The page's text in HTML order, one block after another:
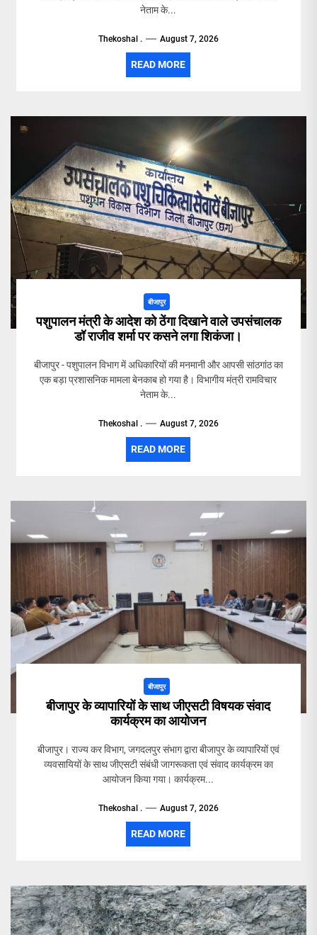
नेताम के...
Thekoshal . August 7, 2026
READ MORE
बीजापुर
पशुपालन मंत्री के आदेश को ठेंगा दिखाने वाले उपसंचालक
डॉ राजीव शर्मा पर कसने लगा शिकंजा।
बीजापुर - पशुपालन विभाग में अधिकारियों की मनमानी और आपसी सांठगांठ का
एक बड़ा प्रशासनिक मामला बेनकाब हो गया है। विभागीय मंत्री रामविचार
नेताम के...
Thekoshal . August 7, 2026
READ MORE
बीजापुर
बीजापुर के व्यापारियों के साथ जीएसटी विषयक संवाद
कार्यक्रम का आयोजन
बीजापुर। राज्य कर विभाग, जगदलपुर संभाग द्वारा बीजापुर के व्यापारियों एवं
व्यवसायियों के साथ जीएसटी संबंधी जागरूकता एवं संवाद कार्यक्रम का
आयोजन किया गया। कार्यक्रम...
Thekoshal . August 7, 2026
READ MORE